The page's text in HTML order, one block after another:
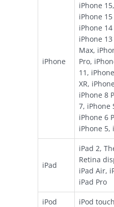
iPhone
iPhone
iPhone
iPhone
iPhone
Max,
Pro,
11,
XR,
iPhone 8
7, iPhone
iPhone 6
iPhone 5,
iPad
iPad 2,
Retina
iPad Air,
iPad Pro
iPod iPod